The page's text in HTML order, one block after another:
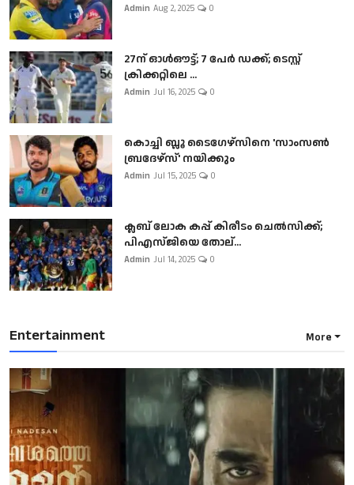
Admin Aug 2, 2025 0
27ന് ഓൾഔട്ട്; 7 പേർ ഡക്ക്; ടെസ്റ്റ്
ക്രിക്കറ്റിലെ ...
Admin Jul 16, 2025 0
കൊച്ചി ബ്ലൂ ടൈഗേഴ്സിനെ 'സാംസൺ
ബ്രദേഴ്സ്' നയിക്കും
Admin Jul 15, 2025 0
ക്ലബ് ലോക കപ്പ് കിരീടം ചെല്‍സിക്ക്;
പിഎസ്ജിയെ തോല്...
Admin Jul 14, 2025 0
Entertainment More